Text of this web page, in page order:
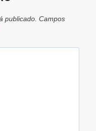
publicado. Campos